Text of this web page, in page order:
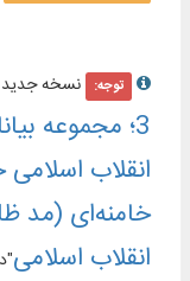
توجه: نسخه جدید
3؛ مجموعه
انقلاب
خامنه‌ای (مد
انقلاب اسلامی